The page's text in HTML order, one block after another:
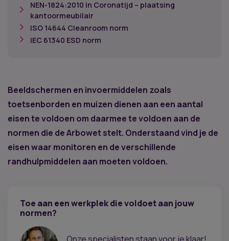
NEN-1824:2010 in Coronatijd – plaatsing
kantoormeubilair
ISO 14644 Cleanroom norm
IEC 61340 ESD norm
Beeldschermen en invoermiddelen zoals
toetsenborden en muizen dienen aan een aantal
eisen te voldoen om daarmee te voldoen aan de
normen die de Arbowet stelt. Onderstaand vind je de
eisen waar monitoren en de verschillende
randhulpmiddelen aan moeten voldoen.
Toe aan een werkplek die voldoet aan jouw
normen?